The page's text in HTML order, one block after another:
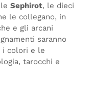
Sephirot, le dieci
le collegano, in
e gli arcani
saranno
i colori e le
tarocchi e